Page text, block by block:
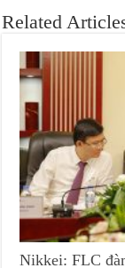
Related
Nikkei: FLC